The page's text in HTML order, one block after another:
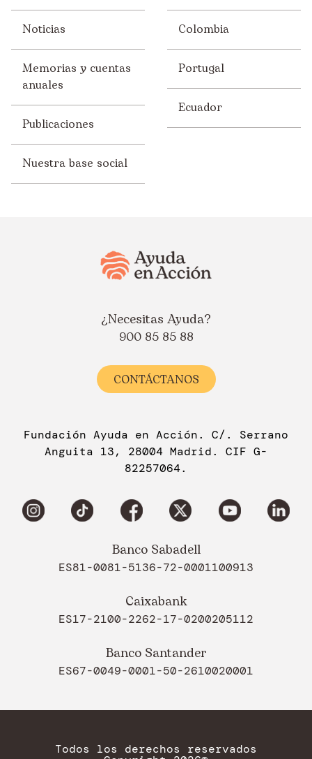
Noticias
Memorias y cuentas
anuales
Publicaciones
Nuestra base social
Colombia
Portugal
Ecuador
¿Necesitas Ayuda?
900 85 85 88
CONTÁCTANOS
Fundación Ayuda en Acción. C/. Serrano
Anguita 13, 28004 Madrid. CIF G-
82257064.
Banco Sabadell
ES81-0081-5136-72-0001100913
Caixabank
ES17-2100-2262-17-0200205112
Banco Santander
ES67-0049-0001-50-2610020001
Todos los derechos reservados